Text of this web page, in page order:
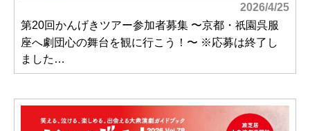
2026/4/25
第20回かんげきツアー参加者募集 〜京都・祇園呉服
座へ劇団心の舞台を観に行こう！〜 ※応募は終了し
ました…